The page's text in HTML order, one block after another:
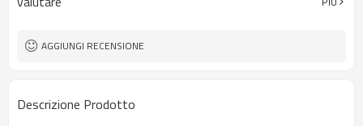
Spina di interfaccia Dotato di connettore M8
AGGIUNGI RECENSIONE
Descrizione Prodotto